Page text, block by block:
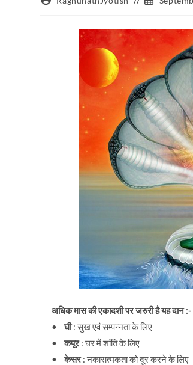
अधिक मास की एकादशी पर जरुरी है यह दान :-
•घी: सुख एवं सम्पन्नता के लिए
•
कपूर: घर में शांति के लिए
•केसर: नकारात्मकता को दूर करने के लिए